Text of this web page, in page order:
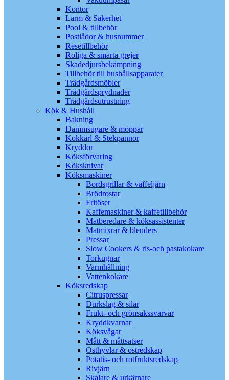
Kontor
Larm & Säkerhet
Pool & tillbehör
Postlådor & husnummer
Resetillbehör
Roliga & smarta grejer
Skadedjursbekämpning
Tillbehör till hushållsapparater
Trädgårdsmöbler
Trädgårdsprydnader
Trädgårdsutrustning
Kök & Hushåll
Bakning
Dammsugare & moppar
Kokkärl & Stekpannor
Kryddor
Köksförvaring
Köksknivar
Köksmaskiner
Bordsgrillar & våffeljärn
Brödrostar
Fritöser
Kaffemaskiner & kaffetillbehör
Matberedare & köksassistenter
Matmixrar & blenders
Pressar
Slow Cookers & ris-och pastakokare
Torkugnar
Varmhållning
Vattenkokare
Köksredskap
Citruspressar
Durkslag & silar
Frukt- och grönsakssvarvar
Kryddkvarnar
Köksvågar
Mått & måttsatser
Osthyvlar & ostredskap
Potatis- och rotfruktsredskap
Rivjärn
Skalare & urkärnare